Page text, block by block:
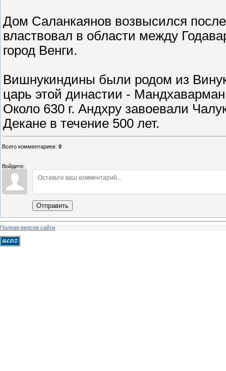
Дом Саланкаянов возвысился
властвовал в области между
город Венги.
Вишнукиндины были родом из
царь этой династии -
Около 630 г. Андхру завоевали
Декане в течение 500 лет.
Всего комментариев: 0
Войдите:
Отправить
Полная версия сайта